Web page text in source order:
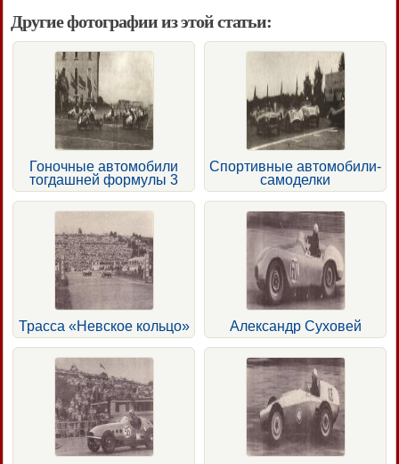
Другие фотографии из этой статьи:
Гоночные автомобили
тогдашней формулы 3
Спортивные автомобили-
самоделки
Трасса «Невское кольцо» Александр Суховей